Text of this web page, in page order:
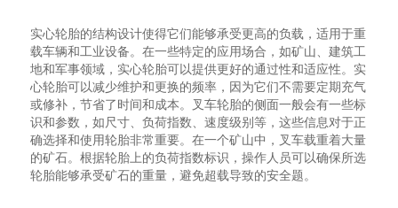
实心轮胎的结构设计使得它们能够承受更高的负载，适用于重
载车辆和工业设备。在一些特定的应用场合，如矿山、建筑工
地和军事领域，实心轮胎可以提供更好的通过性和适应性。实
心轮胎可以减少维护和更换的频率，因为它们不需要定期充气
或修补，节省了时间和成本。叉车轮胎的侧面一般会有一些标
识和参数，如尺寸、负荷指数、速度级别等，这些信息对于正
确选择和使用轮胎非常重要。在一个矿山中，叉车载重着大量
的矿石。根据轮胎上的负荷指数标识，操作人员可以确保所选
轮胎能够承受矿石的重量，避免超载导致的安全题。